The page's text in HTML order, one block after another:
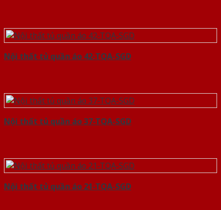
Nội thất tủ quần áo 42-TQA-SGD
Nội thất tủ quần áo 37-TQA-SGD
Nội thất tủ quần áo 21-TQA-SGD